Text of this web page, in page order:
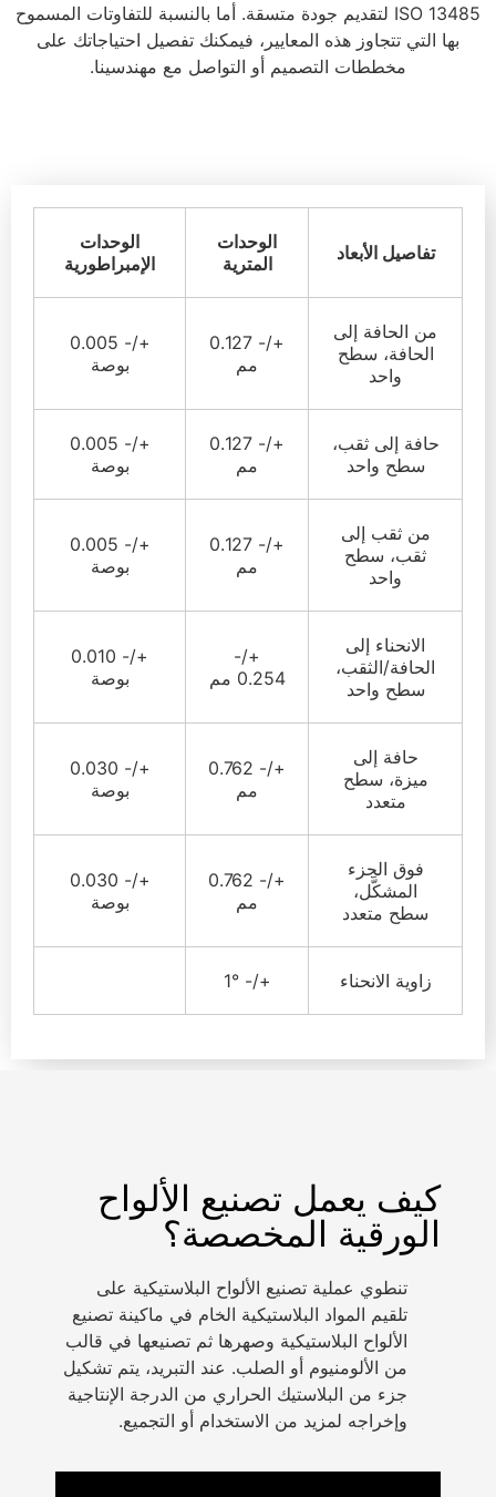
ISO 13485 لتقديم جودة متسقة. أما بالنسبة للتفاوتات المسموح
بها التي تتجاوز هذه المعايير، فيمكنك تفصيل احتياجاتك على
مخططات التصميم أو التواصل مع مهندسينا.
تفاصيل الأبعاد
الوحدات
المترية
الوحدات
الإمبراطورية
من الحافة إلى
الحافة، سطح
واحد
+/- 0.127
مم
+/- 0.005
بوصة
حافة إلى ثقب،
سطح واحد
+/- 0.127
مم
+/- 0.005
بوصة
من ثقب إلى
ثقب، سطح
واحد
+/- 0.127
مم
+/- 0.005
بوصة
الانحناء إلى
الحافة/الثقب،
سطح واحد
+/-
0.254 مم
+/- 0.010
بوصة
حافة إلى
ميزة، سطح
متعدد
+/- 0.762
مم
+/- 0.030
بوصة
فوق الجزء
المشكَّل،
سطح متعدد
+/- 0.762
مم
+/- 0.030
بوصة
زاوية الانحناء +/- 1°
كيف يعمل تصنيع الألواح
الورقية المخصصة؟
تنطوي عملية تصنيع الألواح البلاستيكية على
تلقيم المواد البلاستيكية الخام في ماكينة تصنيع
الألواح البلاستيكية وصهرها ثم تصنيعها في قالب
من الألومنيوم أو الصلب. عند التبريد، يتم تشكيل
جزء من البلاستيك الحراري من الدرجة الإنتاجية
وإخراجه لمزيد من الاستخدام أو التجميع.